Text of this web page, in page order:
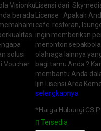
Visionku
berada
solusi
Voucher
Lisensi dari
License Apakah
cafe, restoran,
ingin memberikan
menonton
olahraga lainnya
bagi tamu Anda ?
membantu Anda
Ijin Lisensi Area
selengkapnya
*Harga Hubungi CS
Tersedia